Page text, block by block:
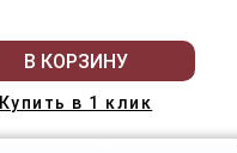
В КОРЗИНУ
Купить в 1 клик